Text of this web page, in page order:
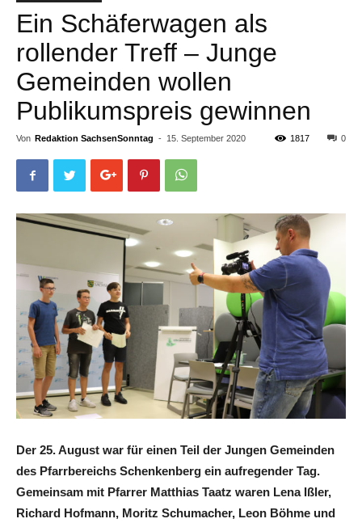
Ein Schäferwagen als
rollender Treff – Junge
Gemeinden wollen
Publikumspreis gewinnen
Von Redaktion SachsenSonntag - 15. September 2020 0
1817
Der 25. August war für einen Teil der Jungen Gemeinden
des Pfarrbereichs Schenkenberg ein aufregender Tag.
Gemeinsam mit Pfarrer Matthias Taatz waren Lena Ißler,
Richard Hofmann, Moritz Schumacher, Leon Böhme und